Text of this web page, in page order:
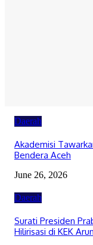
Daerah
Akademisi
Bendera Aceh
June 26, 2026
Daerah
Surati Presiden
Hilirisasi di KEK